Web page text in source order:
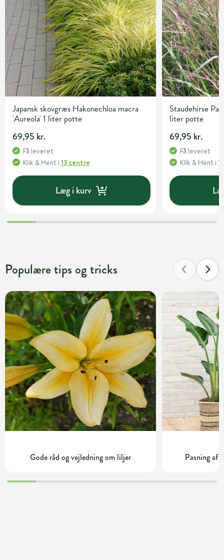
Japansk skovgræs Hakonechloa macra
'Aureola' 1 liter potte
69,95 kr.
Få leveret
Klik & Hent i 13 centre
Læg i kurv
Staudehirse
liter potte
69,95 kr.
Få leveret
Klik & Hent i
Populære tips og tricks
Gode råd og vejledning om liljer Pasning af